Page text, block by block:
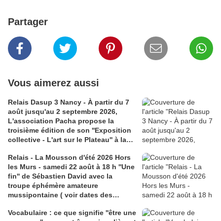
Partager
Vous aimerez aussi
Relais Dasup 3 Nancy - À partir du 7
août jusqu'au 2 septembre 2026,
L'association Pacha propose la
troisième édition de son ''Exposition
collective - L'art sur le Plateau'' à la
avenue Pinchard
Relais - La Mousson d'été 2026 Hors
les Murs - samedi 22 août à 18 h ''Une
fin'' de Sébastien David avec la
troupe éphémère amateure
mussipontaine ( voir dates des
dramaturgie Lola Molina à l’Espace
Vocabulaire : ce que signifie ''être une